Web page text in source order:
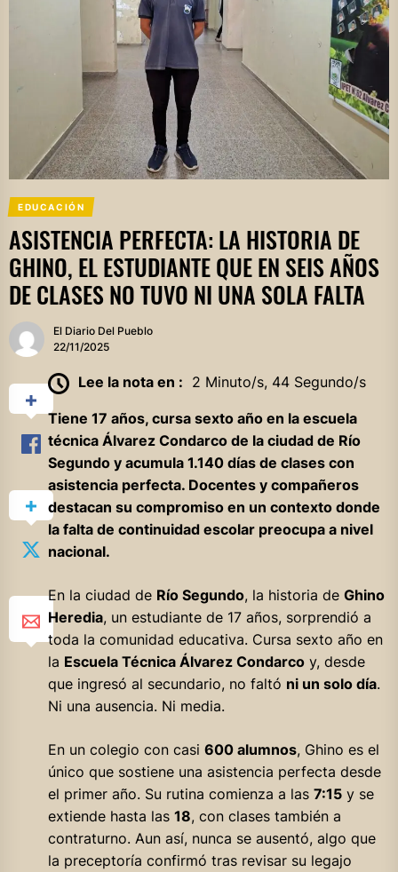
EDUCACIÓN
ASISTENCIA PERFECTA: LA HISTORIA DE
GHINO, EL ESTUDIANTE QUE EN SEIS AÑOS
DE CLASES NO TUVO NI UNA SOLA FALTA
El Diario Del Pueblo
22/11/2025
Lee la nota en : 2 Minuto/s, 44 Segundo/s
Tiene 17 años, cursa sexto año en la escuela
técnica Álvarez Condarco de la ciudad de Río
Segundo y acumula 1.140 días de clases con
asistencia perfecta. Docentes y compañeros
destacan su compromiso en un contexto donde
la falta de continuidad escolar preocupa a nivel
nacional.
En la ciudad de Río Segundo, la historia de Ghino
Heredia, un estudiante de 17 años, sorprendió a
toda la comunidad educativa. Cursa sexto año en
la Escuela Técnica Álvarez Condarcoy, desde
que ingresó al secundario, no faltó ni un solo día.
Ni una ausencia. Ni media.
En un colegio con casi 600 alumnos, Ghino es el
único que sostiene una asistencia perfecta desde
el primer año. Su rutina comienza a las 7:15y se
extiende hasta las 18, con clases también a
contraturno. Aun así, nunca se ausentó, algo que
la preceptoría confirmó tras revisar su legajo